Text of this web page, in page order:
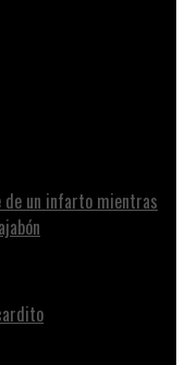
de un infarto mientras